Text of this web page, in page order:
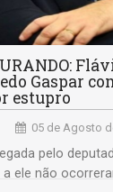
Gaspar
estupro
05 de Agosto
pelo
ele não